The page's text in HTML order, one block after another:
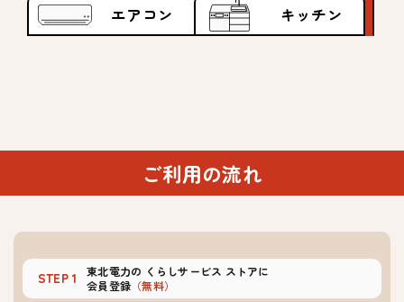
エアコン キッチン
ご利用の流れ
STEP 1 東北電力の くらしサービス ストアに
会員登録 （無料）